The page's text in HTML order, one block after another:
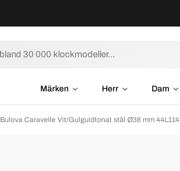
Märken Herr Dam
Bulova Caravelle Vit/Gulguldtonat stål Ø38 mm 44L114